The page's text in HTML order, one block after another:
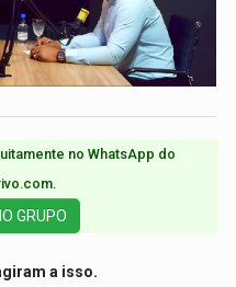
no WhatsApp do
GRUPO
a isso.